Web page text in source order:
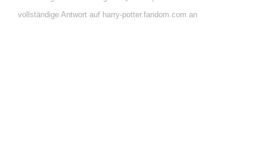
vollständige Antwort auf harry-potter.fandom.com an